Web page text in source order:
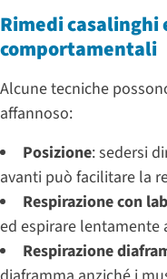
Rimedi casalinghi
comportamentali
Alcune tecniche
affannoso:
Posizione: sedersi
avanti può facilitare la
Respirazione con
ed espirare lentamente
Respirazione